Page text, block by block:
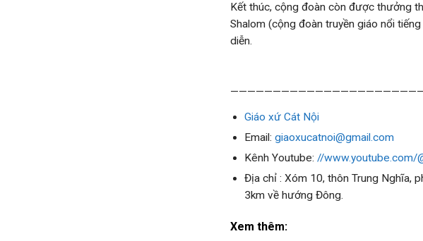
Kết thúc, cộng đoàn còn được thưởng
Shalom (cộng đoàn truyền giáo nổi
diễn.
Giáo xứ Cát Nội
Email:giaoxucatnoi@gmail.com
Kênh Youtube://www.youtube.com/
Địa chỉ : Xóm 10, thôn Trung Nghĩa,
3km về hướng Đông.
Xem thêm: